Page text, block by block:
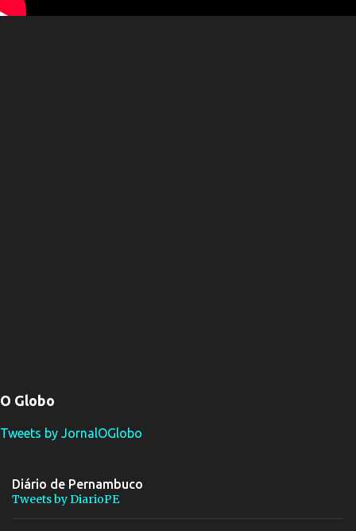
O Globo
Tweets by JornalOGlobo
Diário de Pernambuco
Tweets by DiarioPE